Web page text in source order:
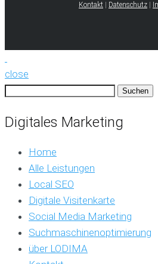
Kontakt Datenschutz
close
Suchen
Digitales Marketing
Home
Alle Leistungen
Local SEO
Digitale Visitenkarte
Social Media Marketing
Suchmaschinenoptimierung
über LODIMA